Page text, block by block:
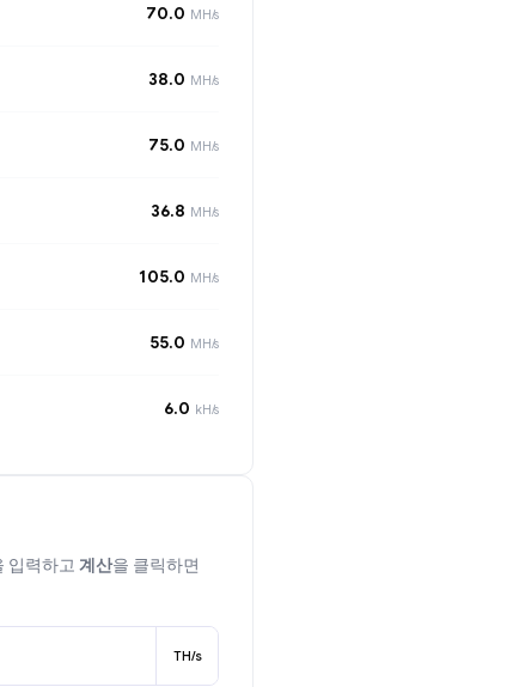
70.0 MH/s
38.0 MH/s
75.0 MH/s
36.8 MH/s
105.0 MH/s
55.0 MH/s
6.0 kH/s
입력하고 계산을 클릭하면
TH/s